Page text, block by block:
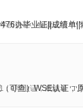
ידי历认证、在读证明
办毕业证||成绩
ידי：1毕业证，成绩单
查）WSE认证